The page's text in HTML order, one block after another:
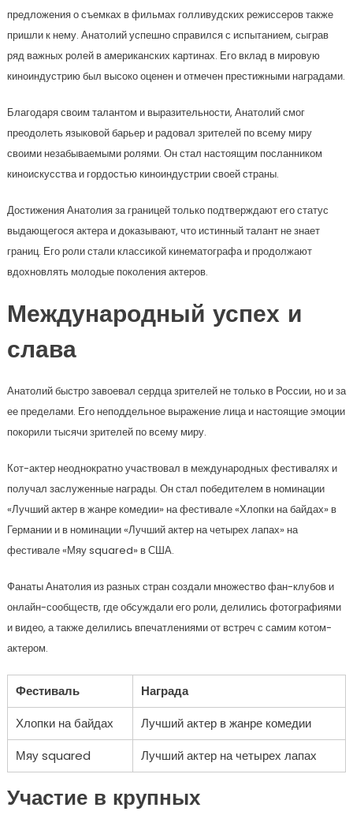
предложения о съемках в фильмах голливудских режиссеров также
пришли к нему. Анатолий успешно справился с испытанием, сыграв
ряд важных ролей в американских картинах. Его вклад в мировую
киноиндустрию был высоко оценен и отмечен престижными наградами.
Благодаря своим талантом и выразительности, Анатолий смог
преодолеть языковой барьер и радовал зрителей по всему миру
своими незабываемыми ролями. Он стал настоящим посланником
киноискусства и гордостью киноиндустрии своей страны.
Достижения Анатолия за границей только подтверждают его статус
выдающегося актера и доказывают, что истинный талант не знает
границ. Его роли стали классикой кинематографа и продолжают
вдохновлять молодые поколения актеров.
Международный успех и
слава
Анатолий быстро завоевал сердца зрителей не только в России, но и за
ее пределами. Его неподдельное выражение лица и настоящие эмоции
покорили тысячи зрителей по всему миру.
Кот-актер неоднократно участвовал в международных фестивалях и
получал заслуженные награды. Он стал победителем в номинации
«Лучший актер в жанре комедии» на фестивале «Хлопки на байдах» в
Германии и в номинации «Лучший актер на четырех лапах» на
фестивале «Мяу squared» в США.
Фанаты Анатолия из разных стран создали множество фан-клубов и
онлайн-сообществ, где обсуждали его роли, делились фотографиями
и видео, а также делились впечатлениями от встреч с самим котом-
актером.
Фестиваль
Награда
Хлопки на байдах
Лучший актер в жанре комедии
Мяу squared
Лучший актер на четырех лапах
Участие в крупных